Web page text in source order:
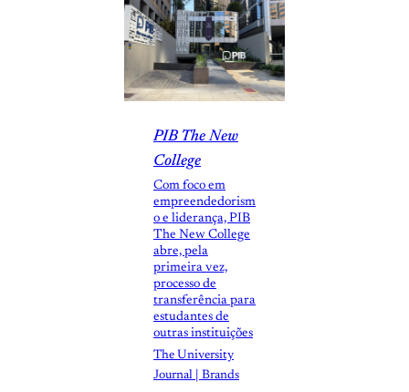
PIB The New
College
Com foco em
empreendedorism
o e liderança, PIB
The New College
abre, pela
primeira vez,
processo de
transferência para
estudantes de
outras instituições
The University
Journal | Brands